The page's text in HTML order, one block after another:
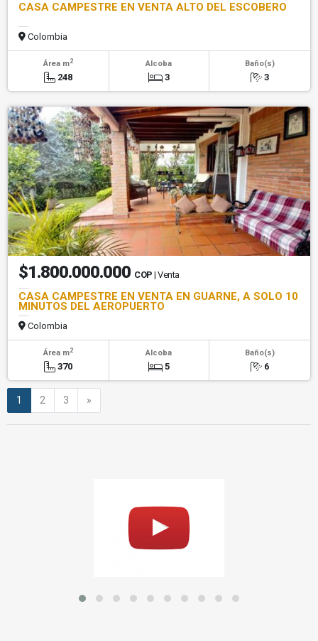
CASA CAMPESTRE EN VENTA ALTO DEL ESCOBERO
Colombia
Área m2
248
Alcoba
3
Baño(s)
3
$1.800.000.000 COP | Venta
CASA CAMPESTRE EN VENTA EN GUARNE, A SOLO 10
MINUTOS DEL AEROPUERTO
Colombia
Área m2
370
Alcoba
5
Baño(s)
6
1 2 3 »